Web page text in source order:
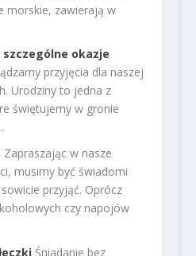
morskie, zawierają w
okazje
przyjęcia dla naszej
Urodziny to jedna z
świętujemy w gronie
Zapraszając w nasze
musimy być świadomi
przyjąć. Oprócz
czy napojów
Śniadanie bez